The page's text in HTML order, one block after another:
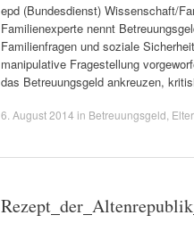
epd (Bundesdienst) Wissenschaft/
Familienexperte nennt
Familienfragen und soziale
manipulative Fragestellung
das Betreuungsgeld ankreuzen,
6. August 2014 in Betreuungsgeld